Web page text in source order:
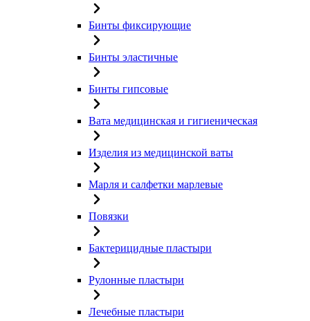
Бинты фиксирующие
Бинты эластичные
Бинты гипсовые
Вата медицинская и гигиеническая
Изделия из медицинской ваты
Марля и салфетки марлевые
Повязки
Бактерицидные пластыри
Рулонные пластыри
Лечебные пластыри